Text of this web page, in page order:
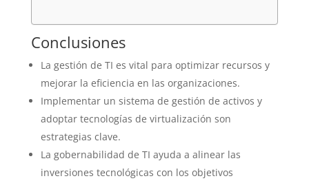
Conclusiones
La gestión de TI es vital para optimizar recursos y
mejorar la eficiencia en las organizaciones.
Implementar un sistema de gestión de activos y
adoptar tecnologías de virtualización son
estrategias clave.
La gobernabilidad de TI ayuda a alinear las
inversiones tecnológicas con los objetivos